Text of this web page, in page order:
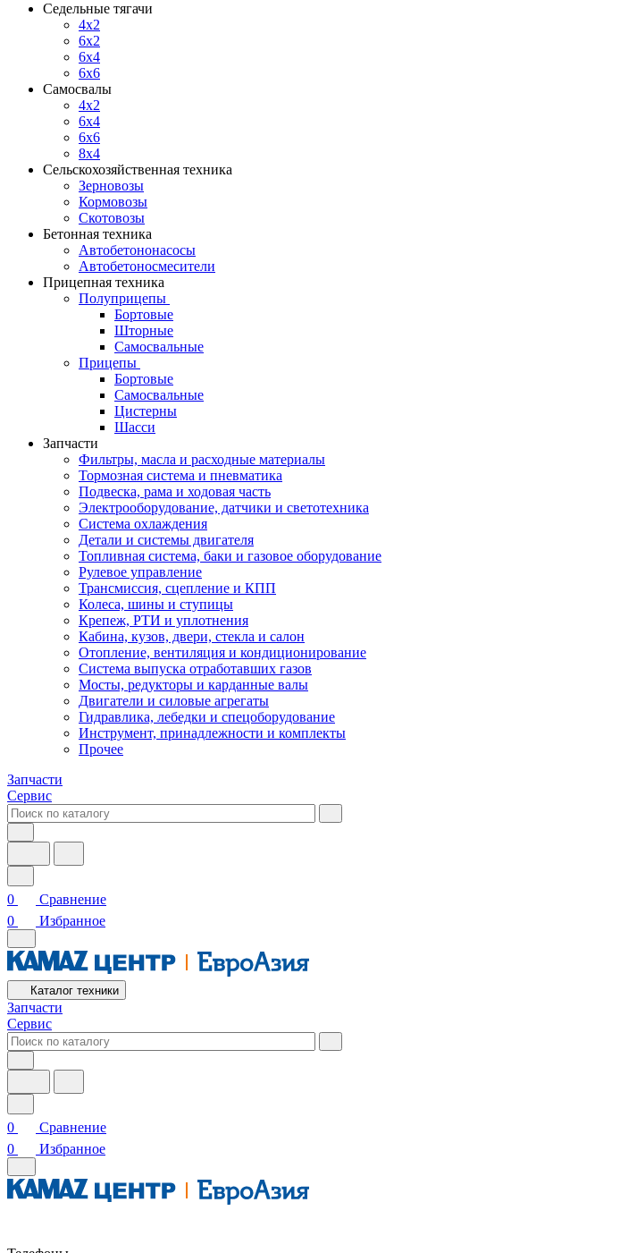
Седельные тягачи
4x2
6x2
6x4
6x6
Самосвалы
4x2
6x4
6x6
8x4
Сельскохозяйственная техника
Зерновозы
Кормовозы
Скотовозы
Бетонная техника
Автобетононасосы
Автобетоносмесители
Прицепная техника
Полуприцепы
Бортовые
Шторные
Самосвальные
Прицепы
Бортовые
Самосвальные
Цистерны
Шасси
Запчасти
Фильтры, масла и расходные материалы
Тормозная система и пневматика
Подвеска, рама и ходовая часть
Электрооборудование, датчики и светотехника
Система охлаждения
Детали и системы двигателя
Топливная система, баки и газовое оборудование
Рулевое управление
Трансмиссия, сцепление и КПП
Колеса, шины и ступицы
Крепеж, РТИ и уплотнения
Кабина, кузов, двери, стекла и салон
Отопление, вентиляция и кондиционирование
Система выпуска отработавших газов
Мосты, редукторы и карданные валы
Двигатели и силовые агрегаты
Гидравлика, лебедки и спецоборудование
Инструмент, принадлежности и комплекты
Прочее
Запчасти
Сервис
0
Сравнение
0
Избранное
Каталог техники
Запчасти
Сервис
0
Сравнение
0
Избранное